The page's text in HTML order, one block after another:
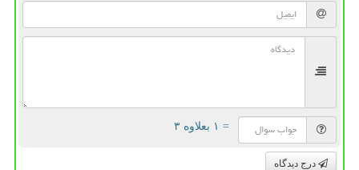
= ۱ بعلاوه ۳
درج دیدگاه